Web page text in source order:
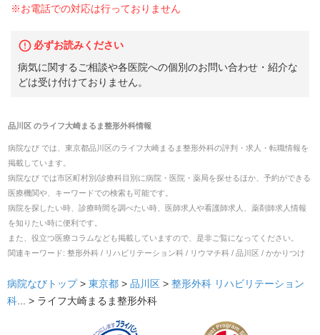
※お電話での対応は行っておりません
必ずお読みください
病気に関するご相談や各医院への個別のお問い合わせ・紹介な
どは受け付けておりません。
品川区のライフ大崎まるま整形外科情報
病院なび では、 東京都品川区のライフ大崎まるま整形外科の評判・求人・転職情報を
掲載しています。
病院なび では市区町村別/診療科目別に病院・医院・薬局を探せるほか、予約ができる
医療機関や、キーワードでの検索も可能です。
病院を探したい時、診療時間を調べたい時、医師求人や看護師求人、薬剤師求人情報
を知りたい時に便利です。
また、役立つ医療コラムなども掲載していますので、是非ご覧になってください。
関連キーワード: 整形外科 / リハビリテーション科 / リウマチ科 / 品川区 / かかりつけ
病院なびトップ > 東京都 > 品川区 > 整形外科 リハビリテーション
科... > ライフ大崎まるま整形外科